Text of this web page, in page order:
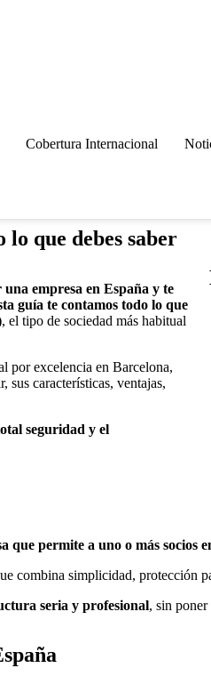
Cobertura Internacional
que debes saber
empresa en España y te
guía te contamos todo lo que
, el tipo de sociedad más habitual
por excelencia en Barcelona,
sus características, ventajas,
seguridad y el
permite a uno o más socios
combina simplicidad, protección
seria y profesional, sin